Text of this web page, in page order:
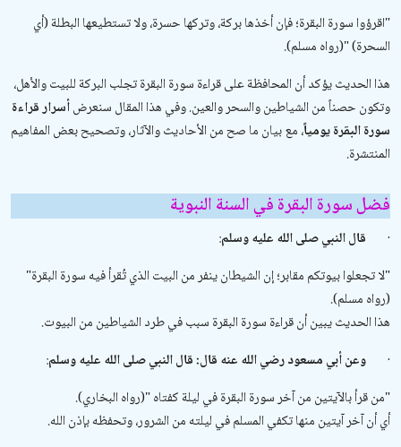
"اقرؤوا سورة البقرة؛ فإن أخذها بركة، وتركها حسرة، ولا تستطيعها البطلة (أي
السحرة)"(رواه مسلم).
هذا الحديث يؤكد أن المحافظة على قراءة سورة البقرة تجلب البركة للبيت والأهل،
وتكون حصناً من الشياطين والسحر والعين. وفي هذا المقال سنعرضأسرار قراءة
سورة البقرة يومياً، مع بيان ما صح من الأحاديث والآثار، وتصحيح بعض المفاهيم
المنتشرة.
فضل سورة البقرة في السنة النبوية
· قال النبي صلى الله عليه وسلم:
"لا تجعلوا بيوتكم مقابر؛ إن الشيطان ينفر من البيت الذي تُقرأ فيه سورة البقرة"
(رواه مسلم).
هذا الحديث يبين أن قراءة سورة البقرة سبب في طرد الشياطين من البيوت.
·
وعن أبي مسعود رضي الله عنه قال: قال النبي صلى الله عليه وسلم:
"من قرأ بالآيتين من آخر سورة البقرة في ليلة كفتاه"(رواه البخاري).
أي أن آخر آيتين منها تكفي المسلم في ليلته من الشرور، وتحفظه بإذن الله.